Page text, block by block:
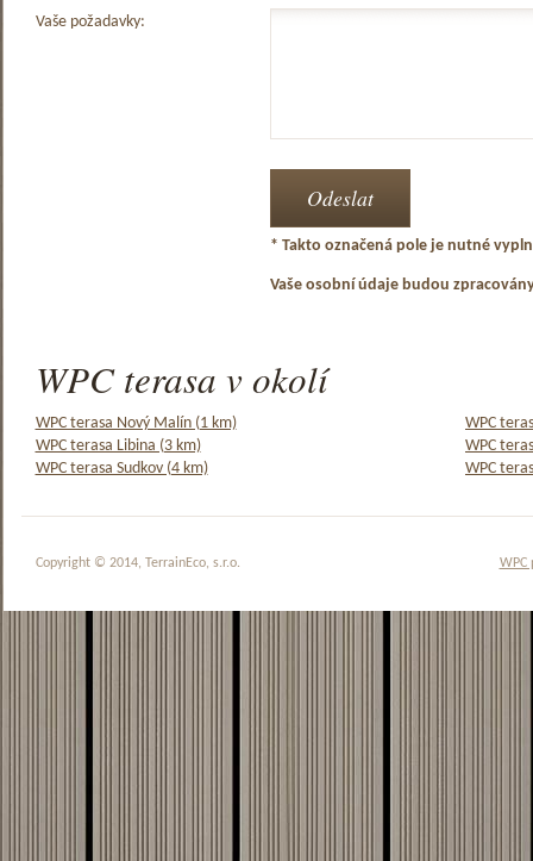
Vaše požadavky:
* Takto označená pole je nutné
Vaše osobní údaje budou
WPC terasa v okolí
WPC terasa Nový Malín (1 km)
WPC
WPC terasa Libina (3 km)
WPC
WPC terasa Sudkov (4 km)
WPC
WPC
Copyright © 2014, TerrainEco, s.r.o.